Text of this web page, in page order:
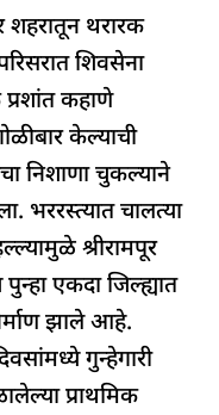
ar
e
थरारक
शिवसेना
कहाणे
केल्याची
निशाणा चुकल्याने
भररस्त्यात चालत्या
श्रीरामपूर
एकदा जिल्ह्यात
झाले आहे.
गुन्हेगारी
प्राथमिक